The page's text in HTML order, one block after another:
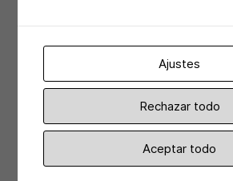
Ajustes
Rechazar todo
Aceptar todo